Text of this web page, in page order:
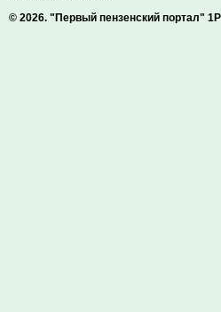
© 2026. "Первый пензенский портал"